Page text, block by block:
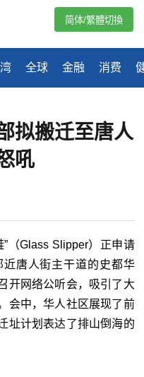
全球 金融 消费
简体/繁體切換
拟搬迁至唐人
吼
”（Glass Slipper）正申请
唐人街主干道的史都华
开网络公听会，吸引了大
会中，华人社区展现了前
址计划表达了排山倒海的